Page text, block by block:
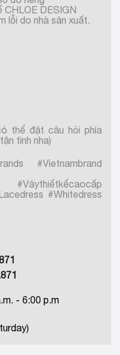
CHLOE DESIGN
lỗi do nhà sản xuất.
thể đặt câu hỏi phía
tình nha)
#Vietnambrand
#Whitedress
- 6:00 p.m